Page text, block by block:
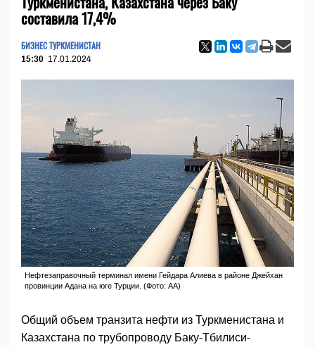
составила 17,4%
БИЗНЕС ТУРКМЕНИСТАН
15:30 17.01.2024
Нефтезаправочный терминал имени Гейдара Алиева в районе Джейхан
провинции Адана на юге Турции. (Фото: АА)
Общий объем транзита нефти из Туркменистана и
Казахстана по трубопроводу Баку-Тбилиси-